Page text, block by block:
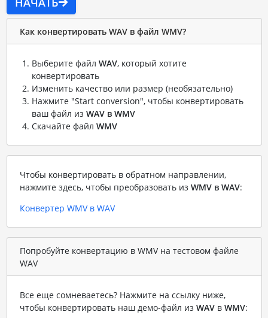
Как конвертировать WAV в файл WMV?
Выберите файл WAV, который хотите
конвертировать
Изменить качество или размер (необязательно)
Нажмите "Start conversion", чтобы конвертировать
ваш файл из WAV в WMV
Скачайте файл WMV
Чтобы конвертировать в обратном направлении,
нажмите здесь, чтобы преобразовать из WMV в WAV:
Конвертер WMV в WAV
Попробуйте конвертацию в WMV на тестовом файле
WAV
Все еще сомневаетесь? Нажмите на ссылку ниже,
чтобы конвертировать наш демо-файл из WAVв WMV: